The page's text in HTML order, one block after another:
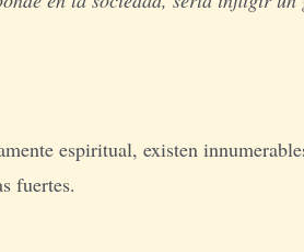
espiritual, existen
fuertes.